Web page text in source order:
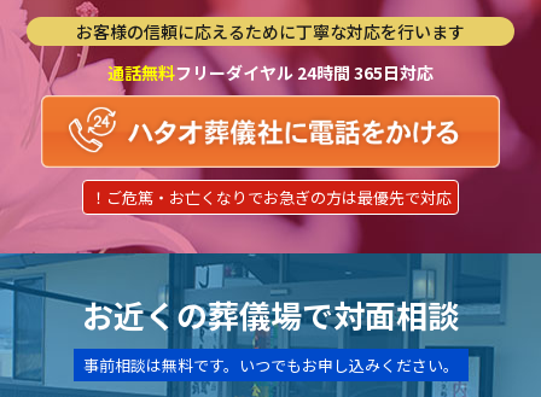
お客様の信頼に応えるために丁寧な対応を行います
通話無料フリーダイヤル 24時間 365日対応
！ご危篤・お亡くなりでお急ぎの方は最優先で対応
お近くの葬儀場で対面相談
事前相談は無料です。いつでもお申し込みください。